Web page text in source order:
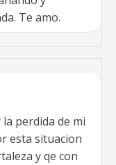
Te amo.
perdida de mi
esta situacion
y qe con